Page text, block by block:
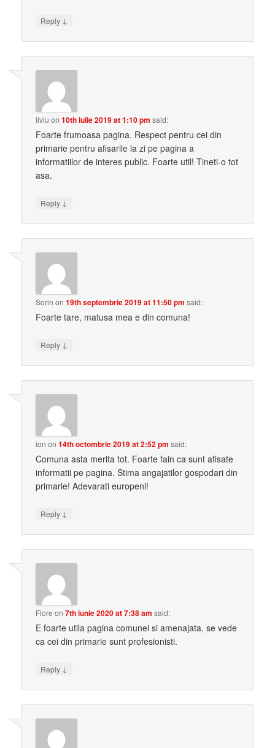
Reply ↓
liviu on 10th iulie 2019 at 1:10 pm said:
Foarte frumoasa pagina. Respect pentru cei din
primarie pentru afisarile la zi pe pagina a
informatiilor de interes public. Foarte util! Tineti-o tot
asa.
Reply ↓
Sorin on 19th septembrie 2019 at 11:50 pm said:
Foarte tare, matusa mea e din comuna!
Reply ↓
ion on 14th octombrie 2019 at 2:52 pm said:
Comuna asta merita tot. Foarte fain ca sunt afisate
informatii pe pagina. Stima angajatilor gospodari din
primarie! Adevarati europeni!
Reply ↓
Flore on 7th iunie 2020 at 7:38 am said:
E foarte utila pagina comunei si amenajata, se vede
ca cei din primarie sunt profesionisti.
Reply ↓